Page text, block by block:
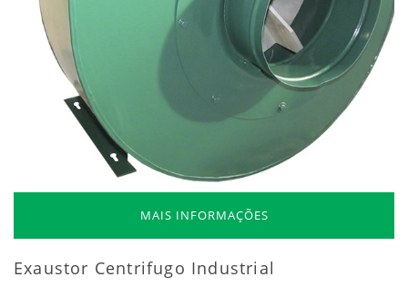
MAIS INFORMAÇÕES
Exaustor Centrifugo Industrial